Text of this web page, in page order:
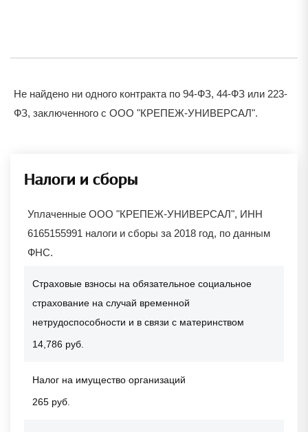
Не найдено ни одного контракта по 94-ФЗ, 44-ФЗ или 223-
ФЗ, заключенного с ООО "КРЕПЕЖ-УНИВЕРСАЛ".
Налоги и сборы
Уплаченные ООО "КРЕПЕЖ-УНИВЕРСАЛ", ИНН
6165155991 налоги и сборы за 2018 год, по данным
ФНС.
Страховые взносы на обязательное социальное
страхование на случай временной
нетрудоспособности и в связи с материнством
14,786 руб.
Налог на имущество организаций
265 руб.